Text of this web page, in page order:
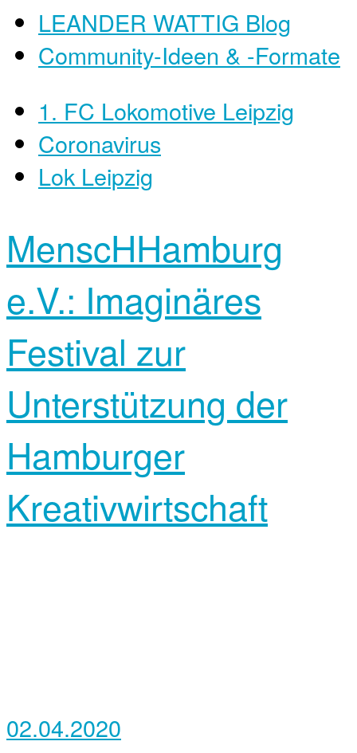
LEANDER WATTIG Blog
Community-Ideen & -Formate
1. FC Lokomotive Leipzig
Coronavirus
Lok Leipzig
MenscHHamburg
e.V.: Imaginäres
Festival zur
Unterstützung der
Hamburger
Kreativwirtschaft
02.04.2020